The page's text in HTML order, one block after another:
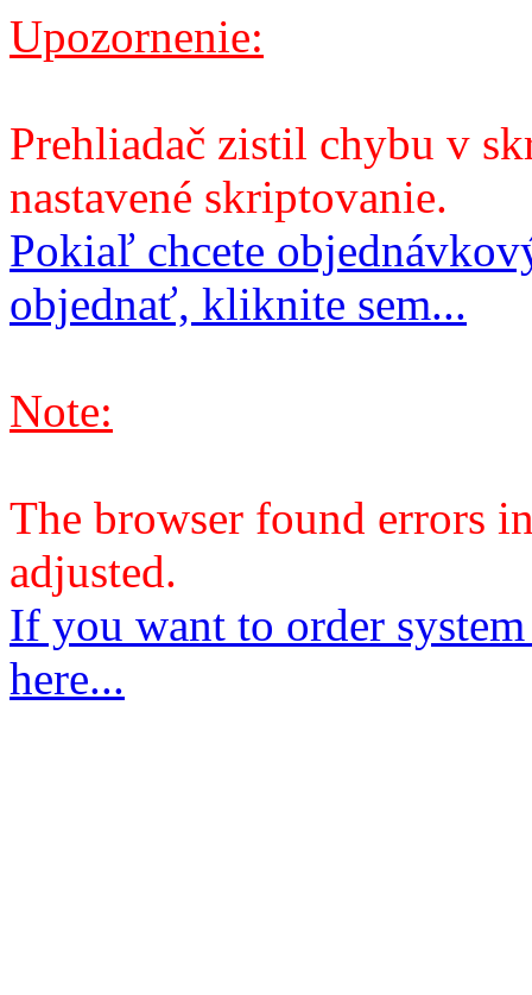
Upozornenie:
Prehliadač zistil chybu v
nastavené skriptovanie.
Pokiaľ chcete
objednať, kliknite sem...
Note:
The browser found errors
adjusted.
If you want to order
here...